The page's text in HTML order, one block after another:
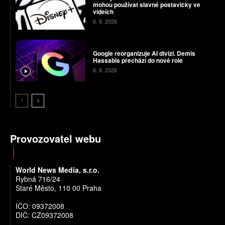
mohou používat slavné postavičky ve
videích
6. 8. 2026
Google reorganizuje AI divizi. Demis
Hassabis přechází do nové role
6. 8. 2026
Provozovatel webu
World News Media, s.r.o.
Rybná 716/24
Staré Město, 110 00 Praha
IČO: 09372008
DIČ: CZ09372008